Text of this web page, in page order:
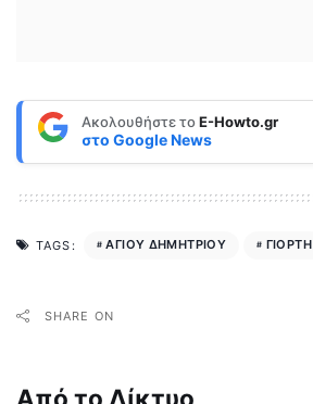
Ακολουθήστε τοE-Howto.gr
στο Google News
TAGS: ΑΓΙΟΥ ΔΗΜΗΤΡΙΟΥ ΓΙΟΡΤΗ
SHARE ON
Από το Δίκτυο